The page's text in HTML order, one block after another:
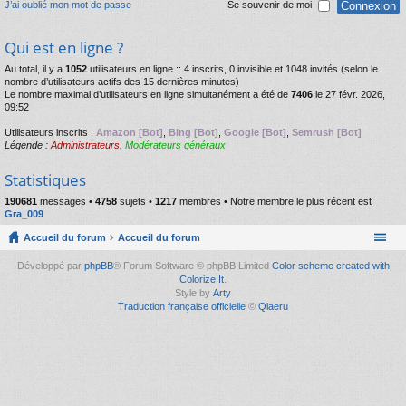
J’ai oublié mon mot de passe Se souvenir de moi
Qui est en ligne ?
Au total, il y a 1052 utilisateurs en ligne :: 4 inscrits, 0 invisible et 1048 invités (selon le
nombre d’utilisateurs actifs des 15 dernières minutes)
Le nombre maximal d’utilisateurs en ligne simultanément a été de 7406 le 27 févr. 2026,
09:52
Utilisateurs inscrits : Amazon [Bot] Bing [Bot] Google [Bot] Semrush [Bot]
Légende : Administrateurs Modérateurs généraux
Statistiques
190681 messages • 4758 sujets • 1217 membres • Notre membre le plus récent est
Gra_009
Accueil du forum Accueil du forum
Développé par phpBB® Forum Software © phpBB Limited Color scheme created with
Colorize It.
Style by Arty
Traduction française officielle © Qiaeru